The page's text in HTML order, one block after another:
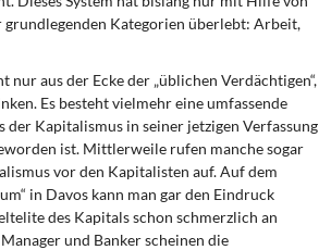
grundlegenden Kategorien überlebt: Arbeit,
aus der Ecke der „üblichen Verdächtigen“,
Es besteht vielmehr eine umfassende
der Kapitalismus in seiner jetzigen Verfassung
ist. Mittlerweile rufen manche sogar
vor den Kapitalisten auf. Auf dem
in Davos kann man gar den Eindruck
des Kapitals schon schmerzlich an
und Banker scheinen die